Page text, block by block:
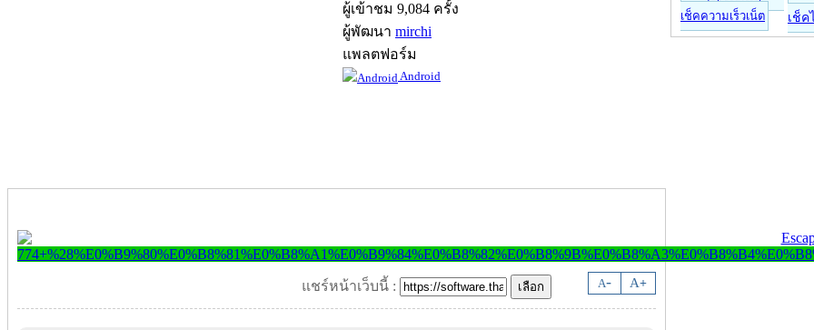
ผู้เข้าชม 9,084 ครั้ง
ผู้พัฒนา mirchi
แพลตฟอร์ม
Android
A- A+
แชร์หน้าเว็บนี้ :
เช็คความเร็วเน็ต เช็ค